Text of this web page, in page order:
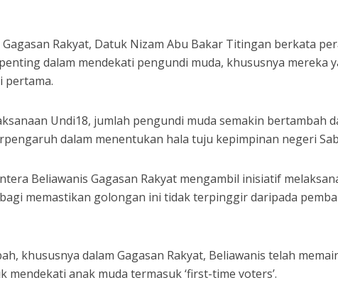
Rakyat, Datuk Nizam Abu Bakar Titingan berkata
dalam mendekati pengundi muda, khususnya mereka
pertama.
Undi18, jumlah pengundi muda semakin bertambah
dalam menentukan hala tuju kepimpinan negeri
Beliawanis Gagasan Rakyat mengambil inisiatif
memastikan golongan ini tidak terpinggir daripada
khususnya dalam Gagasan Rakyat, Beliawanis telah
mendekati anak muda termasuk ‘first-time voters’.